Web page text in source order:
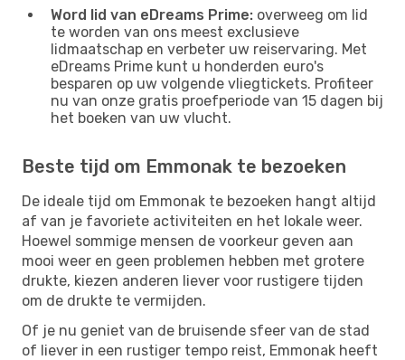
Word lid van eDreams Prime: overweeg om lid
te worden van ons meest exclusieve
lidmaatschap en verbeter uw reiservaring. Met
eDreams Prime kunt u honderden euro's
besparen op uw volgende vliegtickets. Profiteer
nu van onze gratis proefperiode van 15 dagen bij
het boeken van uw vlucht.
Beste tijd om Emmonak te bezoeken
De ideale tijd om Emmonak te bezoeken hangt altijd
af van je favoriete activiteiten en het lokale weer.
Hoewel sommige mensen de voorkeur geven aan
mooi weer en geen problemen hebben met grotere
drukte, kiezen anderen liever voor rustigere tijden
om de drukte te vermijden.
Of je nu geniet van de bruisende sfeer van de stad
of liever in een rustiger tempo reist, Emmonak heeft